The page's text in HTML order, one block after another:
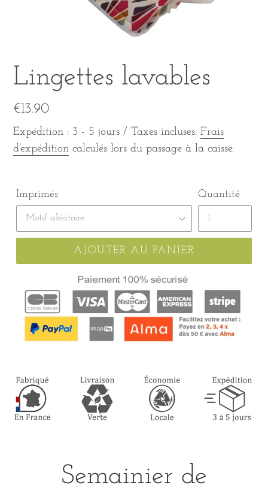
Lingettes lavables
Prix
normal
€13.90
Expédition : 3 - 5 jours / Taxes incluses. Frais
d'expédition calculés lors du passage à la caisse.
Imprimés Quantité
AJOUTER AU PANIER
Semainier de